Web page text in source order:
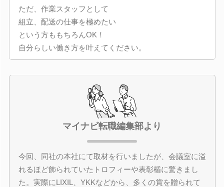
ただ、作業スタッフとして
組立、配送の仕事を極めたい
という方ももちろんOK！
自分らしい働き方を叶えてください。
マイナビ転職編集部より
今回、同社の本社にて取材を行いましたが、会議室に溢
れるほど飾られていたトロフィーや表彰楯に驚きまし
た。実際にLIXIL、YKKなどから、多くの賞を贈られて